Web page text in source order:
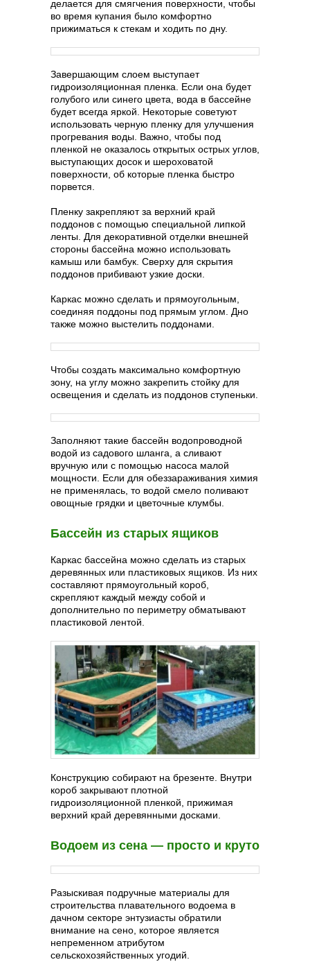
делается для смягчения поверхности, чтобы
во время купания было комфортно
прижиматься к стекам и ходить по дну.
Завершающим слоем выступает
гидроизоляционная пленка. Если она будет
голубого или синего цвета, вода в бассейне
будет всегда яркой. Некоторые советуют
использовать черную пленку для улучшения
прогревания воды. Важно, чтобы под
пленкой не оказалось открытых острых углов,
выступающих досок и шероховатой
поверхности, об которые пленка быстро
порвется.
Пленку закрепляют за верхний край
поддонов с помощью специальной липкой
ленты. Для декоративной отделки внешней
стороны бассейна можно использовать
камыш или бамбук. Сверху для скрытия
поддонов прибивают узкие доски.
Каркас можно сделать и прямоугольным,
соединяя поддоны под прямым углом. Дно
также можно выстелить поддонами.
Чтобы создать максимально комфортную
зону, на углу можно закрепить стойку для
освещения и сделать из поддонов ступеньки.
Заполняют такие бассейн водопроводной
водой из садового шланга, а сливают
вручную или с помощью насоса малой
мощности. Если для обеззараживания химия
не применялась, то водой смело поливают
овощные грядки и цветочные клумбы.
Бассейн из старых ящиков
Каркас бассейна можно сделать из старых
деревянных или пластиковых ящиков. Из них
составляют прямоугольный короб,
скрепляют каждый между собой и
дополнительно по периметру обматывают
пластиковой лентой.
Конструкцию собирают на брезенте. Внутри
короб закрывают плотной
гидроизоляционной пленкой, прижимая
верхний край деревянными досками.
Водоем из сена — просто и круто
Разыскивая подручные материалы для
строительства плавательного водоема в
дачном секторе энтузиасты обратили
внимание на сено, которое является
непременном атрибутом
сельскохозяйственных угодий.